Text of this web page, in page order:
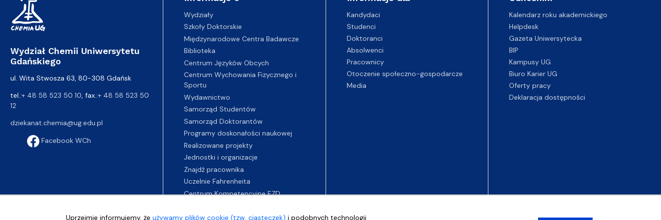
Uprzejmie informujemy, żeużywamy plików cookie (tzw. ciasteczek) i podobnych technologii
Wydział Chemii Uniwersytetu
Gdańskiego
ul. Wita Stwosza 63, 80-308 Gdańsk
tel.:+ 48 58 523 50 10 , fax.:+ 48 58 523 50
12
dziekanat.chemia@ug.edu.pl
Facebook WCh
Wydziały
Szkoły Doktorskie
Międzynarodowe Centra Badawcze
Biblioteka
Centrum Języków Obcych
Centrum Wychowania Fizycznego i
Sportu
Wydawnictwo
Samorząd Studentów
Samorząd Doktorantów
Programy doskonałości naukowej
Realizowane projekty
Jednostki i organizacje
Znajdź pracownika
Uczelnie Fahrenheita
Centrum Kompetencyjne EZD
Kandydaci
Studenci
Doktoranci
Absolwenci
Pracownicy
Otoczenie społeczno-gospodarcze
Media
Kalendarz roku akademickiego
Helpdesk
Gazeta Uniwersytecka
BIP
Kampusy UG
Biuro Karier UG
Oferty pracy
Deklaracja dostępności